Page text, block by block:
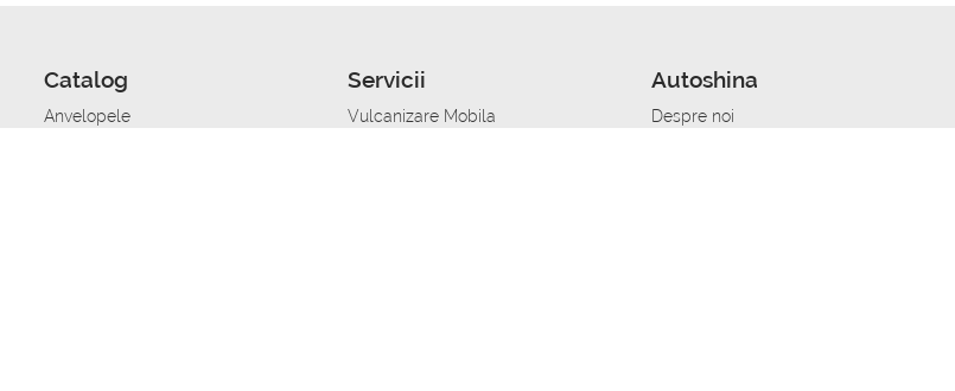
Catalog
Anvelopele
Servicii
Vulcanizare Mobila
Autoshina
Despre noi